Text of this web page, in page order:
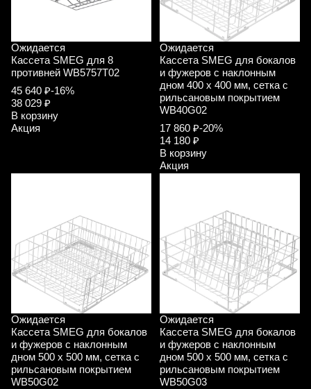
Ожидается
Кассета SMEG для 8
противней WB5757T02
45 640 ₽-16%
38 029 ₽
В корзину
Акция
Ожидается
Кассета SMEG для бокалов
и фужеров с наклонным
дном 400 х 400 мм, сетка с
рильсановым покрытием
WB40G02
17 860 ₽-20%
14 180 ₽
В корзину
Акция
Ожидается
Кассета SMEG для бокалов
и фужеров с наклонным
дном 500 х 500 мм, сетка с
рильсановым покрытием
WB50G02
Ожидается
Кассета SMEG для бокалов
и фужеров с наклонным
дном 500 х 500 мм, сетка с
рильсановым покрытием
WB50G03